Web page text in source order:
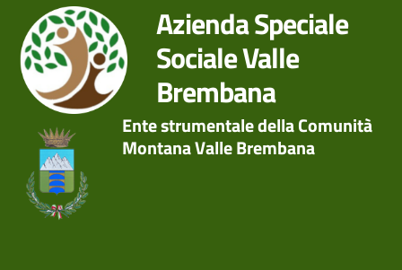
Azienda Speciale
Sociale Valle
Brembana
Ente strumentale della Comunità
Montana Valle Brembana